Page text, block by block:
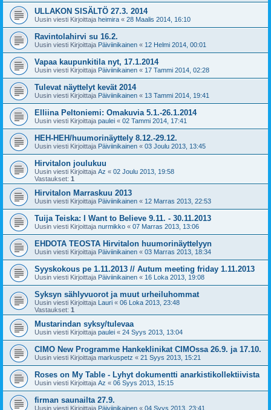
ULLAKON SISÄLTÖ 27.3. 2014
Uusin viesti Kirjoittaja heimira « 28 Maalis 2014, 16:10
Ravintolahirvi su 16.2.
Uusin viesti Kirjoittaja Päiviinikainen « 12 Helmi 2014, 00:01
Vapaa kaupunkitila nyt, 17.1.2014
Uusin viesti Kirjoittaja Päiviinikainen « 17 Tammi 2014, 02:28
Tulevat näyttelyt kevät 2014
Uusin viesti Kirjoittaja Päiviinikainen « 13 Tammi 2014, 19:41
Elliina Peltoniemi: Omakuvia 5.1.-26.1.2014
Uusin viesti Kirjoittaja paulei « 02 Tammi 2014, 17:41
HEH-HEH/huumorinäyttely 8.12.-29.12.
Uusin viesti Kirjoittaja Päiviinikainen « 03 Joulu 2013, 13:45
Hirvitalon joulukuu
Uusin viesti Kirjoittaja Az « 02 Joulu 2013, 19:58
Vastaukset: 1
Hirvitalon Marraskuu 2013
Uusin viesti Kirjoittaja Päiviinikainen « 12 Marras 2013, 22:53
Tuija Teiska: I Want to Believe 9.11. - 30.11.2013
Uusin viesti Kirjoittaja nurmikko « 07 Marras 2013, 13:06
EHDOTA TEOSTA Hirvitalon huumorinäyttelyyn
Uusin viesti Kirjoittaja Päiviinikainen « 03 Marras 2013, 18:34
Syyskokous pe 1.11.2013 // Autum meeting friday 1.11.2013
Uusin viesti Kirjoittaja Päiviinikainen « 16 Loka 2013, 19:08
Syksyn sählyvuorot ja muut urheiluhommat
Uusin viesti Kirjoittaja Lauri « 06 Loka 2013, 23:48
Vastaukset: 1
Mustarindan syksy/tulevaa
Uusin viesti Kirjoittaja paulei « 24 Syys 2013, 13:04
CIMO New Programme Hankeklinikat CIMOssa 26.9. ja 17.10.
Uusin viesti Kirjoittaja markuspetz « 21 Syys 2013, 15:21
Roses on My Table - Lyhyt dokumentti anarkistikollektiivista
Uusin viesti Kirjoittaja Az « 06 Syys 2013, 15:15
firman saunailta 27.9.
Uusin viesti Kirjoittaja Päiviinikainen « 04 Syys 2013, 23:41